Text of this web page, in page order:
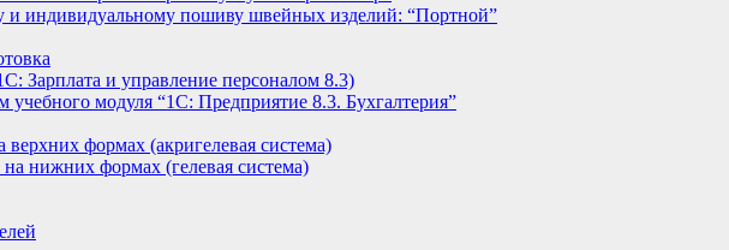
и индивидуальному пошиву швейных изделий: “Портной”
Зарплата и управление персоналом 8.3)
учебного модуля “1С: Предприятие 8.3. Бухгалтерия”
формах (акригелевая система)
нижних формах (гелевая система)